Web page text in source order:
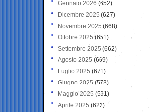
Gennaio 2026 (652)
Dicembre 2025 (627)
Novembre 2025 (668)
Ottobre 2025 (651)
Settembre 2025 (662)
Agosto 2025 (669)
Luglio 2025 (671)
Giugno 2025 (573)
Maggio 2025 (591)
Aprile 2025 (622)